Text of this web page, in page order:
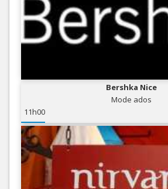
Bershka Nice
Mode ados
11h00